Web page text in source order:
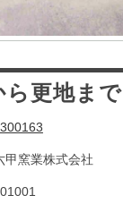
ら更地まで
甲窯業株式会社